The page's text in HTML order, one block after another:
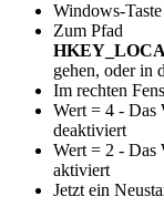
Windows-
Zum Pfad
gehen, oder in
Im rechten
Wert = 4 - Das
deaktiviert
Wert = 2 - Das
aktiviert
Jetzt ein